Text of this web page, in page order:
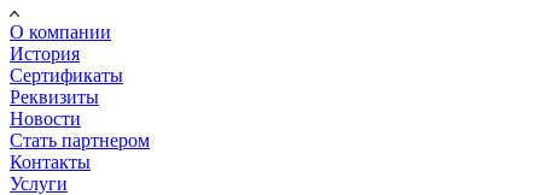
О компании
История
Сертификаты
Реквизиты
Новости
Стать партнером
Контакты
Услуги